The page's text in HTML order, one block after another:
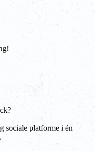
sociale platforme i én